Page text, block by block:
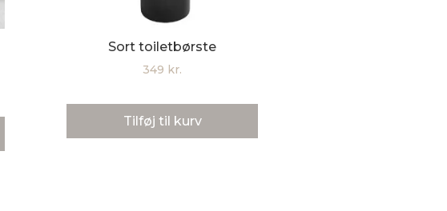
Sort toiletbørste
349 kr.
Tilføj til kurv